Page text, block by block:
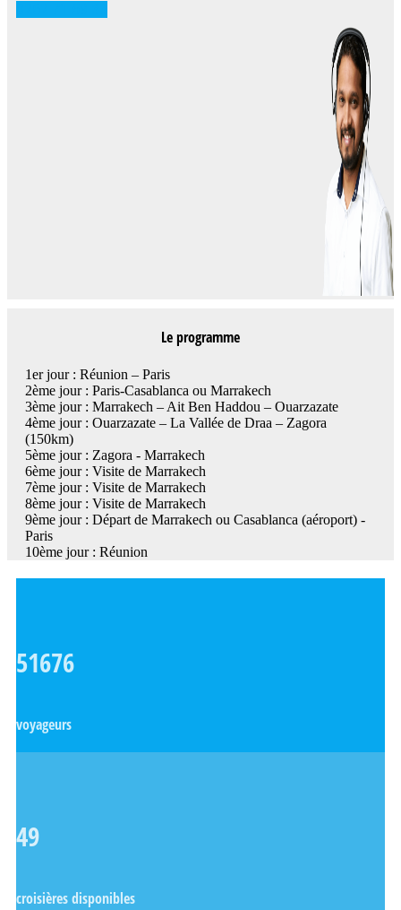
Le programme
1er jour : Réunion – Paris
2ème jour : Paris-Casablanca ou Marrakech
3ème jour : Marrakech – Ait Ben Haddou – Ouarzazate
4ème jour : Ouarzazate – La Vallée de Draa – Zagora
(150km)
5ème jour : Zagora - Marrakech
6ème jour : Visite de Marrakech
7ème jour : Visite de Marrakech
8ème jour : Visite de Marrakech
9ème jour : Départ de Marrakech ou Casablanca (aéroport) -
Paris
10ème jour : Réunion
51676
voyageurs
49
croisières disponibles